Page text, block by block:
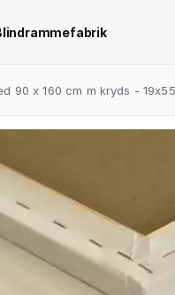
90 x 160 cm m kryds -